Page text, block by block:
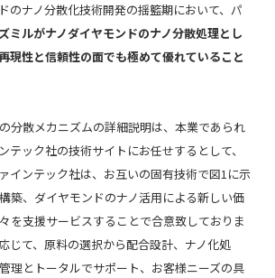
のナノ分散化技術開発の揺籃期において、パ
ミルがナノダイヤモンドのナノ分散処理とし
現性と信頼性の面でも極めて優れていること
分散メカニズムの詳細説明は、本業であられ
テック社の技術サイトにお任せするとして、
インテック社は、お互いの固有技術で図1に示
築、ダイヤモンドのナノ活用による新しい価
を支援サービスすることで合意致しておりま
じて、原料の選択から配合設計、ナノ化処
理とトータルでサポート、お客様ニーズの具